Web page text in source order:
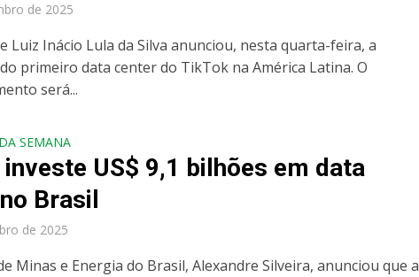
de 2025
Luiz Inácio Lula da Silva anunciou, nesta quarta-feira, a
primeiro data center do TikTok na América Latina. O
será...
SEMANA
US$ 9,1 bilhões em data
Brasil
de 2025
Minas e Energia do Brasil, Alexandre Silveira, anunciou que a